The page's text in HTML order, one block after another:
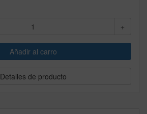
Detalles de producto